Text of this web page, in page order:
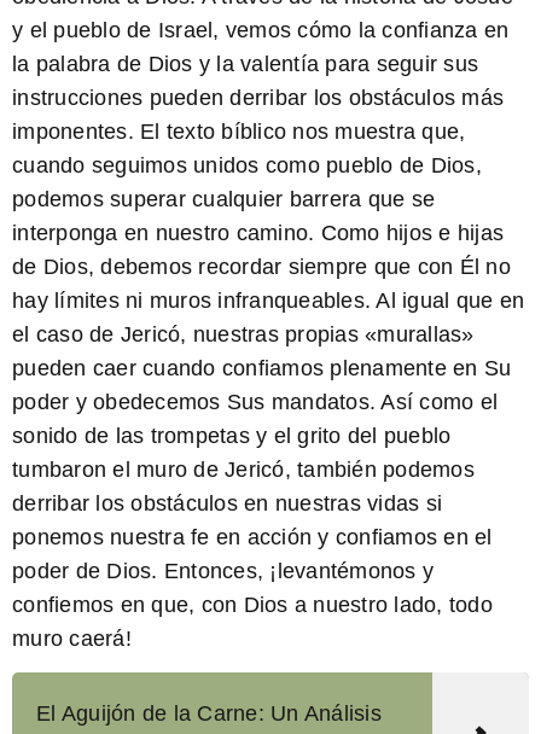
y el pueblo de Israel, vemos cómo la confianza en
la palabra de Dios y la valentía para seguir sus
instrucciones pueden derribar los obstáculos más
imponentes. El texto bíblico nos muestra que,
cuando seguimos unidos como pueblo de Dios,
podemos superar cualquier barrera que se
interponga en nuestro camino. Como hijos e hijas
de Dios, debemos recordar siempre que con Él no
hay límites ni muros infranqueables. Al igual que en
el caso de Jericó, nuestras propias «murallas»
pueden caer cuando confiamos plenamente en Su
poder y obedecemos Sus mandatos. Así como el
sonido de las trompetas y el grito del pueblo
tumbaron el muro de Jericó, también podemos
derribar los obstáculos en nuestras vidas si
ponemos nuestra fe en acción y confiamos en el
poder de Dios. Entonces, ¡levantémonos y
confiemos en que, con Dios a nuestro lado, todo
muro caerá!
El Aguijón de la Carne: Un Análisis